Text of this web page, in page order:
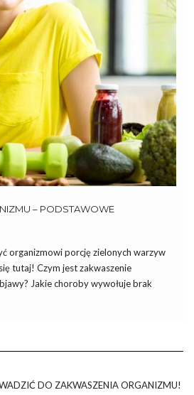
– PODSTAWOWE
organizmowi porcję zielonych warzyw
tutaj! Czym jest zakwaszenie
Jakie choroby wywołuje brak
DO ZAKWASZENIA ORGANIZMU!